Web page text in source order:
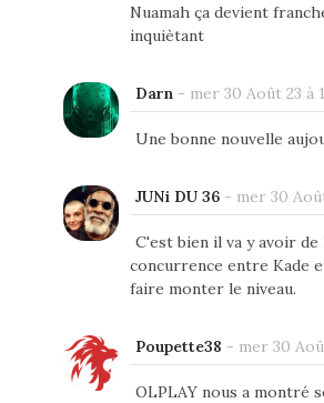
Nuamah ça devient
inquiètant
Darn - mer 30 Août 23 à
Une bonne nouvelle
JUNi DU 36- mer 30
C'est bien il va y avoir de
concurrence entre Kade
faire monter le niveau.
Poupette38 - mer 30
OLPLAY nous a montré